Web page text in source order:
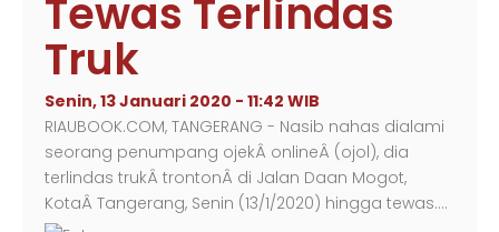
Tewas Terlindas
Truk
Senin, 13 Januari 2020 - 11:42 WIB
RIAUBOOK.COM, TANGERANG - Nasib nahas dialami
seorang penumpang ojekÂ onlineÂ (ojol), dia
terlindas trukÂ trontonÂ di Jalan Daan Mogot,
KotaÂ Tangerang, Senin (13/1/2020) hingga tewas.…